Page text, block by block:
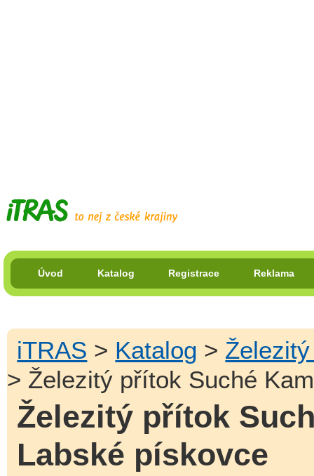
Úvod Katalog Registrace Reklama
iTRAS > Katalog >
> Železitý přítok Suché
Železitý přítok
Labské pískovce